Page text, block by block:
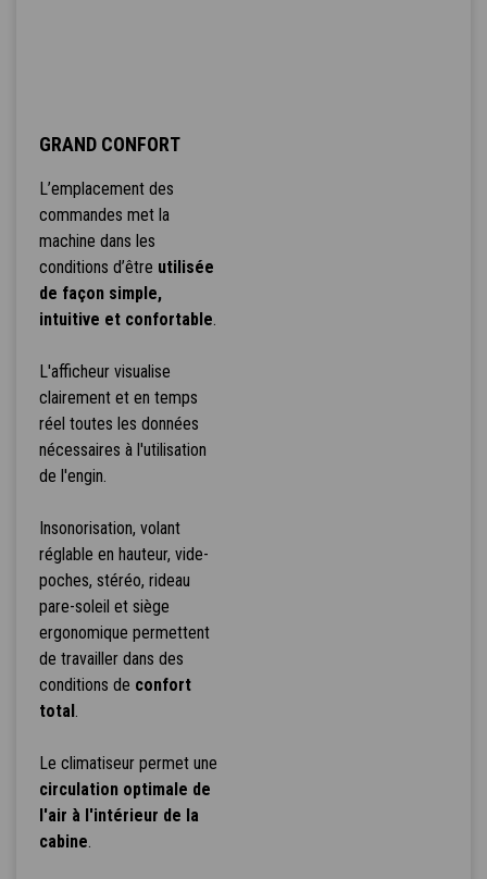
GRAND CONFORT
L’emplacement des
commandes met la
machine dans les
conditions d’être utilisée
de façon simple,
intuitive et confortable.
L'afficheur visualise
clairement et en temps
réel toutes les données
nécessaires à l'utilisation
de l'engin.
Insonorisation, volant
réglable en hauteur, vide-
poches, stéréo, rideau
pare-soleil et siège
ergonomique permettent
de travailler dans des
conditions de confort
total .
Le climatiseur permet une
circulation optimale de
l'air à l'intérieur de la
cabine.